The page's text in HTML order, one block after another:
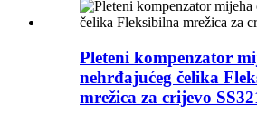
Pleteni kompenzator
nehrđajućeg čelika
mrežica za crijevo